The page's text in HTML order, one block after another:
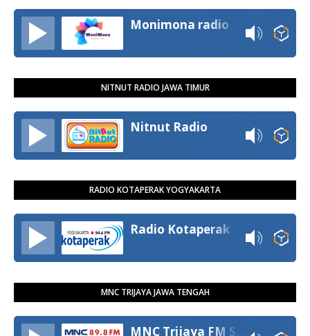
Monimona radio
NITNUT RADIO JAWA TIMUR
Nitnut Radio
RADIO KOTAPERAK YOGYAKARTA
Radio Kotaperak
MNC TRIJAYA JAWA TENGAH